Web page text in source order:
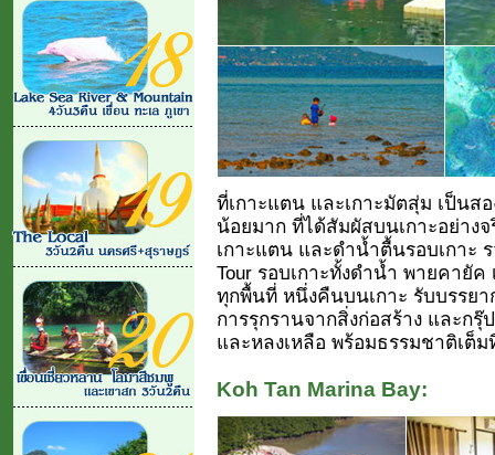
ที่เกาะแตน และเกาะมัตสุ่ม เป็นส
น้อยมาก ที่ได้สัมผัสบนเกาะอย่าง
เกาะแตน และดำน้ำตื้นรอบเกาะ
Tour รอบเกาะทั้งดำน้ำ พายคายั
ทุกพื้นที่ หนึ่งคืนบนเกาะ รับบรรยา
การรุกรานจากสิ่งก่อสร้าง และกรุ๊
และหลงเหลือ พร้อมธรรมชาติเต็ม
Koh Tan Marina Bay: